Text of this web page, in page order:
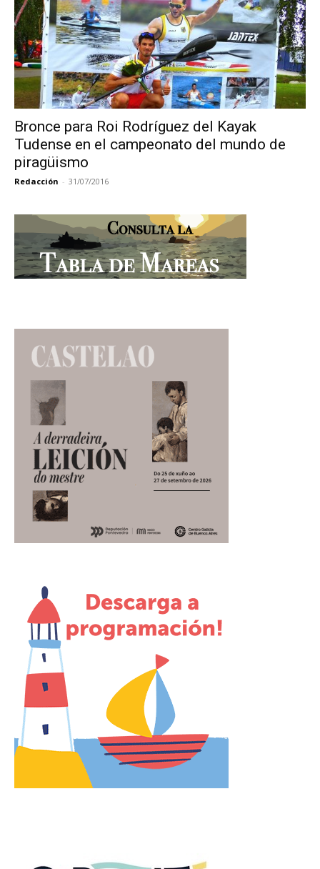
Bronce para Roi Rodríguez del Kayak
Tudense en el campeonato del mundo de
piragüismo
Redacción - 31/07/2016